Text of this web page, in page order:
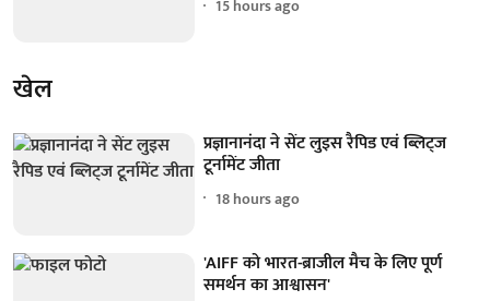
15 hours ago
खेल
प्रज्ञानानंदा ने सेंट लुइस रैपिड एवं ब्लिट्ज
टूर्नामेंट जीता
18 hours ago
'AIFF को भारत-ब्राजील मैच के लिए पूर्ण
समर्थन का आश्वासन'